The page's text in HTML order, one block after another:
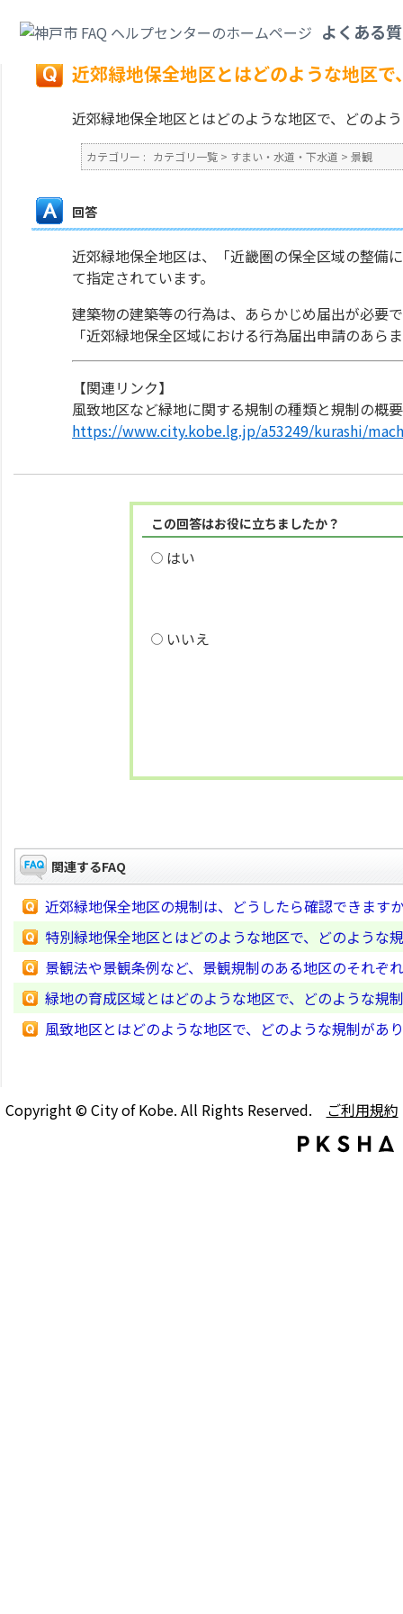
よくある
戻る
近郊緑地保全地区とはどのような地区
近郊緑地保全地区とはどのような地区で、どのよ
カテゴリー : カテゴリ一覧 > すまい・水道・下水道 > 景観
回答
近郊緑地保全地区は、「近畿圏の保全区域の整備
て指定されています。
建築物の建築等の行為は、あらかじめ届出が必要
「近郊緑地保全区域における行為届出申請のあら
【関連リンク】
風致地区など緑地に関する規制の種類と規制の概要
https://www.city.kobe.lg.jp/a53249/kurashi/
この回答はお役に立ちましたか？
はい
いいえ
関連するFAQ
近郊緑地保全地区の規制は、どうしたら確認できます
特別緑地保全地区とはどのような地区で、どのような
景観法や景観条例など、景観規制のある地区のそれぞ
緑地の育成区域とはどのような地区で、どのような規
風致地区とはどのような地区で、どのような規制があ
Copyright © City of Kobe. All Rights Reserved. ご利用規約